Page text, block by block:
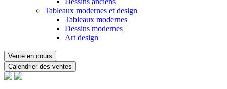
Tableaux modernes et design
Tableaux modernes
Dessins modernes
Art design
Vente en cours
Calendrier des ventes